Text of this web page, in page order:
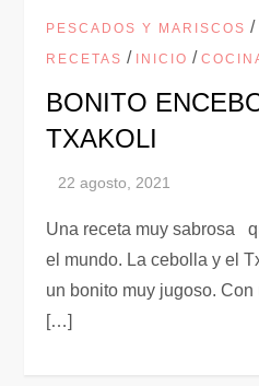
PESCADOS Y MARISCOS /
RECETAS / INICIO /
BONITO
TXAKOLI
Una receta muy sabrosa
el mundo. La cebolla y el
un bonito muy jugoso.
[…]